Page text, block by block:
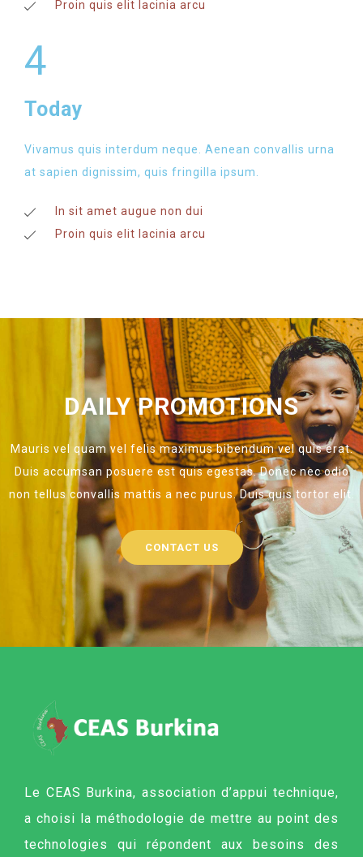
Proin quis elit lacinia arcu
4
Today
Vivamus quis interdum neque. Aenean convallis urna
at sapien dignissim, quis fringilla ipsum.
In sit amet augue non dui
Proin quis elit lacinia arcu
DAILY PROMOTIONS
Mauris vel quam vel felis maximus bibendum vel quis erat.
Duis accumsan posuere est quis egestas. Donec nec odio
non tellus convallis mattis a nec purus. Duis quis tortor elit.
CONTACT US
Le CEAS Burkina, association d’appui technique,
a choisi la méthodologie de mettre au point des
technologies qui répondent aux besoins des